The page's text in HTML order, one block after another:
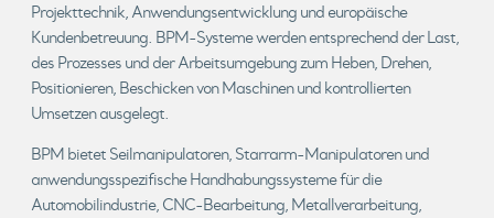
Projekttechnik, Anwendungsentwicklung und europäische
Kundenbetreuung. BPM-Systeme werden entsprechend der Last,
des Prozesses und der Arbeitsumgebung zum Heben, Drehen,
Positionieren, Beschicken von Maschinen und kontrollierten
Umsetzen ausgelegt.
BPM bietet Seilmanipulatoren, Starrarm-Manipulatoren und
anwendungsspezifische Handhabungssysteme für die
Automobilindustrie, CNC-Bearbeitung, Metallverarbeitung,